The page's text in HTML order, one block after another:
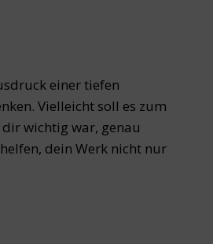
einer tiefen
Vielleicht soll es zum
wichtig war, genau
dein Werk nicht nur